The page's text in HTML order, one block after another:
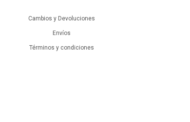
Cambios y Devoluciones
Envíos
Términos y condiciones